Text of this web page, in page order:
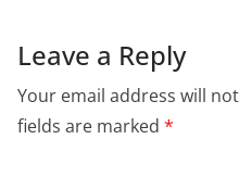
Leave a Reply
Your email address will
fields are marked *